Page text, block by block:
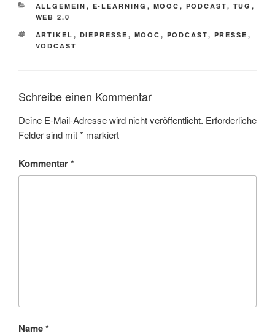
KATEGORIEN
ALLGEMEIN , E-LEARNING , MOOC , PODCAST, TUG ,
WEB 2.0
SCHLAGWÖRTER
ARTIKEL , DIEPRESSE , MOOC , PODCAST, PRESSE ,
VODCAST
Schreibe einen Kommentar
Deine E-Mail-Adresse wird nicht veröffentlicht. Erforderliche
Felder sind mit* markiert
Kommentar*
Name*